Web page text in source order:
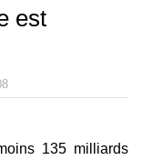
est
135 milliards